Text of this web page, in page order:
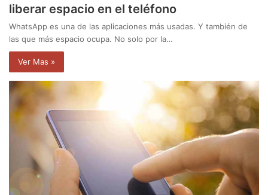
liberar espacio en el teléfono
WhatsApp es una de las aplicaciones más usadas. Y también de
las que más espacio ocupa. No solo por la…
Ver Mas »